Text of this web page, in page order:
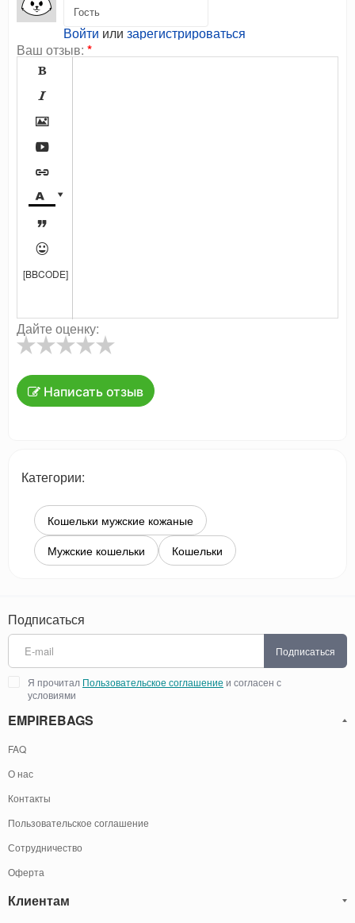
Войти или зарегистрироваться
Ваш отзыв: *









[BBCODE]
Дайте оценку:
Написать отзыв
Категории:
Кошельки мужские кожаные
Мужские кошельки
Кошельки
Подписаться
Подписаться
Я прочитал Пользовательское соглашение и согласен с
условиями
EMPIREBAGS
FAQ
О нас
Контакты
Пользовательское соглашение
Сотрудничество
Оферта
Клиентам